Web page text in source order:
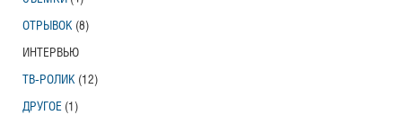
ОТРЫВОК (8)
ИНТЕРВЬЮ
ТВ-РОЛИК (12)
ДРУГОЕ (1)